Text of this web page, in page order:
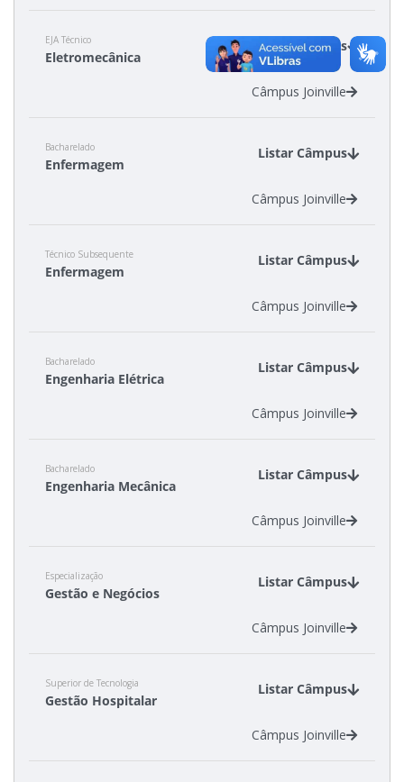
Estatísticas dos Processos Seletivos
EJA Técnico
Eletromecânica
Listar Câmpus
Câmpus Joinville
Bacharelado
Enfermagem
Listar Câmpus
Câmpus Joinville
Técnico Subsequente
Enfermagem
Listar Câmpus
Câmpus Joinville
Bacharelado
Engenharia Elétrica
Listar Câmpus
Câmpus Joinville
Bacharelado
Engenharia Mecânica
Listar Câmpus
Câmpus Joinville
Especialização
Gestão e Negócios
Listar Câmpus
Câmpus Joinville
Superior de Tecnologia
Gestão Hospitalar
Listar Câmpus
Câmpus Joinville